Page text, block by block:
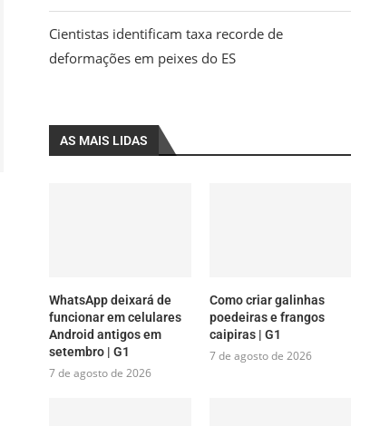
Cientistas identificam taxa recorde de
deformações em peixes do ES
AS MAIS LIDAS
WhatsApp deixará de
funcionar em celulares
Android antigos em
setembro | G1
7 de agosto de 2026
Como criar galinhas
poedeiras e frangos
caipiras | G1
7 de agosto de 2026